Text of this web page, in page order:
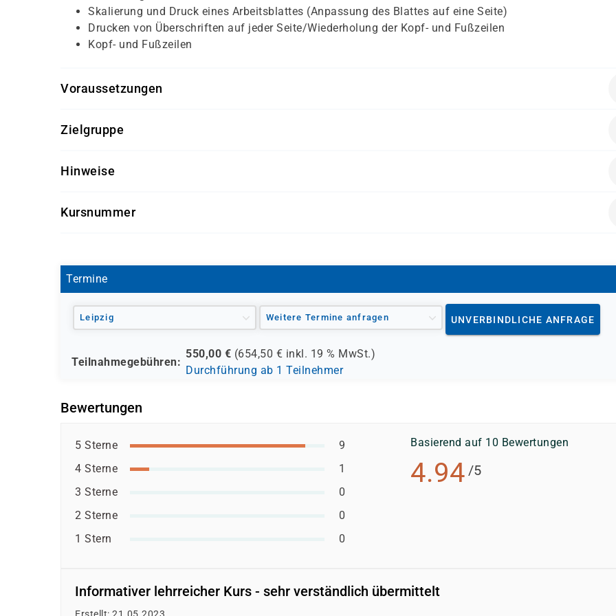
Skalierung und Druck eines Arbeitsblattes (Anpassung des Blattes auf eine Seite)
Drucken von Überschriften auf jeder Seite/Wiederholung der Kopf- und Fußzeilen
Kopf- und Fußzeilen
Voraussetzungen
Windows Grundkenntnisse
Zielgruppe
welche Besonderheiten bei Eingabe und Veränderung von Daten auftreten können und wie das Programm
Hinweise
Software-Version nach Kundenwunsch
Kursnummer
Termine
Leipzig Weitere Termine anfragen UNVERBINDLICHE ANFRAGE
Teilnahmegebühren:
550,00 € (654,50 € inkl. 19 % MwSt.)
Durchführung ab 1 Teilnehmer
Bewertungen
5 Sterne
9
4 Sterne
1
3 Sterne
0
2 Sterne
0
1 Stern
0
Basierend auf 10 Bewertungen
4.94 /5
Informativer lehrreicher Kurs - sehr verständlich übermittelt